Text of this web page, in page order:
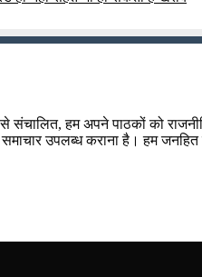
हम अपने पाठकों को
समाचार उपलब्ध कराना है। हम